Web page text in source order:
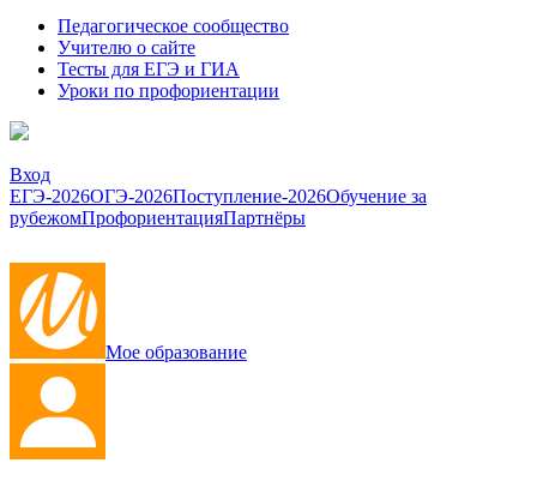
Педагогическое сообщество
Учителю о сайте
Тесты для ЕГЭ и ГИА
Уроки по профориентации
Вход
ЕГЭ-2026ОГЭ-2026Поступление-2026Обучение за
рубежомПрофориентацияПартнёры
Мое образование